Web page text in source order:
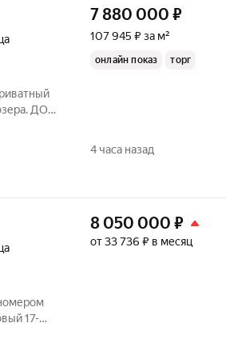
ДОМ
для
7 880 000 ₽
107 945 ₽ за м²
онлайн показ торг
4 часа назад
17-
8 050 000 ₽
от 33 736 ₽ в месяц